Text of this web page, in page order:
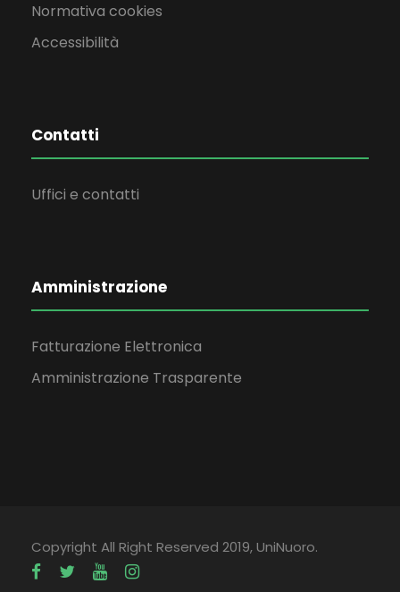
Normativa cookies
Accessibilità
Contatti
Uffici e contatti
Amministrazione
Fatturazione Elettronica
Amministrazione Trasparente
Copyright All Right Reserved 2019, UniNuoro.